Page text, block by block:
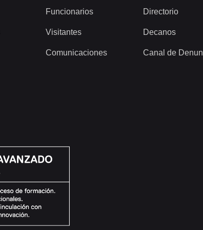
Funcionarios
Visitantes
Comunicaciones
Directorio
Decanos
Canal de